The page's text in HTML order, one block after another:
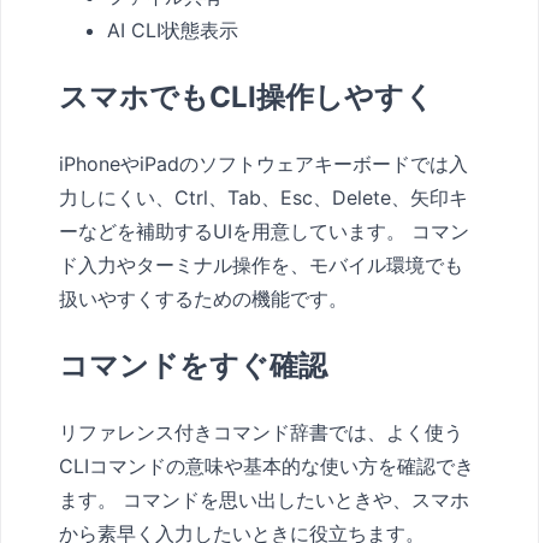
AI CLI状態表示
スマホでもCLI操作しやすく
iPhoneやiPadのソフトウェアキーボードでは入
力しにくい、Ctrl、Tab、Esc、Delete、矢印キ
ーなどを補助するUIを用意しています。 コマン
ド入力やターミナル操作を、モバイル環境でも
扱いやすくするための機能です。
コマンドをすぐ確認
リファレンス付きコマンド辞書では、よく使う
CLIコマンドの意味や基本的な使い方を確認でき
ます。 コマンドを思い出したいときや、スマホ
から素早く入力したいときに役立ちます。